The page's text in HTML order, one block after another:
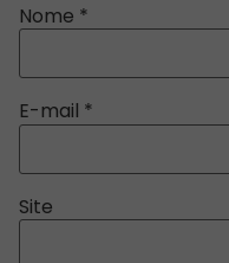
Nome *
E-mail *
Site